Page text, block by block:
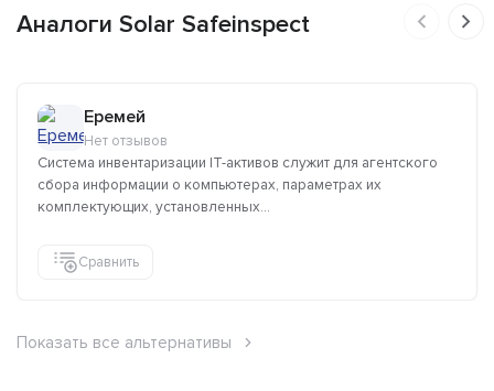
Аналоги Solar Safeinspect
Еремей
Нет отзывов
Система инвентаризации IT-активов служит для агентского
сбора информации о компьютерах, параметрах их
комплектующих, установленных...
Сравнить
Показать все альтернативы